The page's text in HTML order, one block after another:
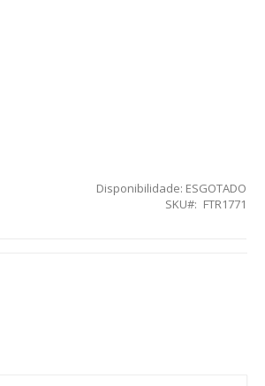
Disponibilidade: ESGOTADO
SKU
FTR1771